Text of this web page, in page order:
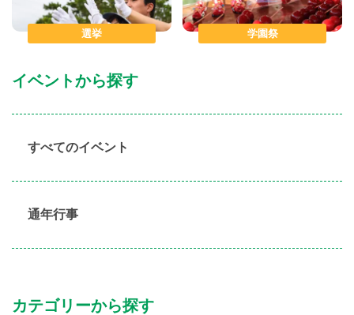
イベントから探す
すべてのイベント
通年行事
カテゴリーから探す
選挙 学園祭